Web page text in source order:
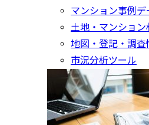
マンション事例デ
土地・マンション
地図・登記・調査
市況分析ツール